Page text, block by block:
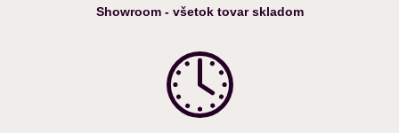
Showroom - všetok tovar skladom